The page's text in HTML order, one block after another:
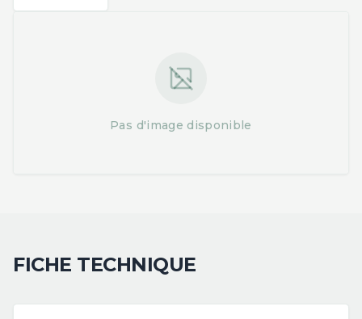
Pas d'image disponible
FICHE TECHNIQUE